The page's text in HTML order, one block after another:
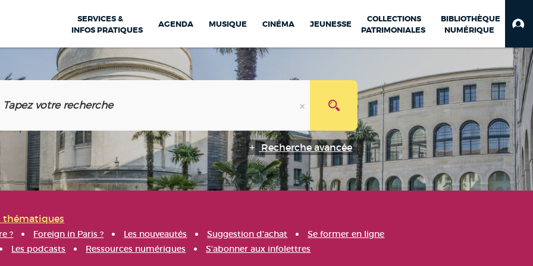
SERVICES &
INFOS PRATIQUES
AGENDA MUSIQUE CINÉMA JEUNESSE
COLLECTIONS
PATRIMONIALES
BIBLIOTHÈQUE
NUMÉRIQUE
Recherche avancée
thématiques
? Foreign in Paris ? Les nouveautés Suggestion d'achat
Se former en ligne
Les podcasts Ressources numériques S'abonner aux infolettres